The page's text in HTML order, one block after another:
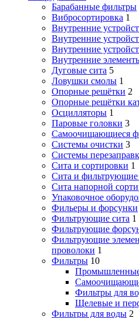
Барабанные фильтры
Вибросортировка 1
Внутренние
Внутренние
Внутренние
Внутренние
Дуговые сита 5
Ловушки смолы 1
Опорные решётки 2
Опорные решётки
Осцилляторы 1
Паровые головки 3
Самоочищающиеся
Системы очистки 3
Системы
Сита и сортировки 1
Сита и фильтрующие
Сита напорной
Упаковочное
Фильеры и форсунки
Фильтрующие сита 1
Фильтрующие
Фильтрующие
проволоки 1
Фильтры 10
Фильтры для
Щелевые и
Фильтры для воды 2